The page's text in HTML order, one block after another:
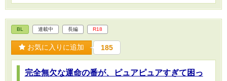
た、キィちゃん♡」 「ぎゃぁぁぁぁぁぁぁぁぁあああああ
あ！！！！！！！！！！！」 俺の念願の人生､､､どうやら波乱確定
らしいです 前世から激重感情持ちの前世勇者、今世第二王子の攻
め×前世から念願の自由な人生を獲得するも、今世でも攻めに振り
回され、逃げられない元魔王受け（チートではある）
BL 連載中 長編 R18
お気に入りに追加 185
完全無欠な運命の番が、ピュアピュアすぎて困っ